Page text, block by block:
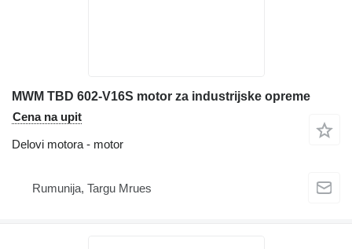
MWM TBD 602-V16S motor za industrijske opreme
Cena na upit
Delovi motora - motor
Rumunija, Targu Mrues